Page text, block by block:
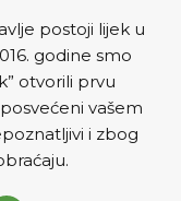
postoji lijek u
godine smo
otvorili prvu
vašem
i zbog